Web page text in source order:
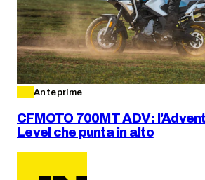
Anteprime
CFMOTO 700MT ADV:
Level che punta in alto